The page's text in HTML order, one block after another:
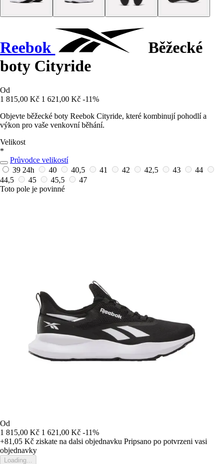
Reebok
Běžecké
boty Cityride
Od
1 815,00 Kč 1 621,00 Kč -11%
Objevte běžecké boty Reebok Cityride, které kombinují pohodlí a
výkon pro vaše venkovní běhání.
Velikost
*
Průvodce velikostí
39 24h 40 40,5 41 42 42,5 43
44
44,5
45 45,5
47
Toto pole je povinné
Od
1 815,00 Kč 1 621,00 Kč -11%
+81,05 Kč ziskate na dalsi objednavku Pripsano po potvrzeni vasi
objednavky
Loading...